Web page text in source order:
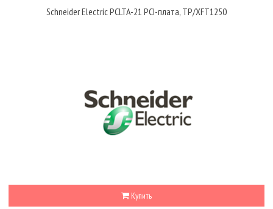
Schneider Electric PCLTA-21 PCI-плата, ТР/ХFT1250
Купить